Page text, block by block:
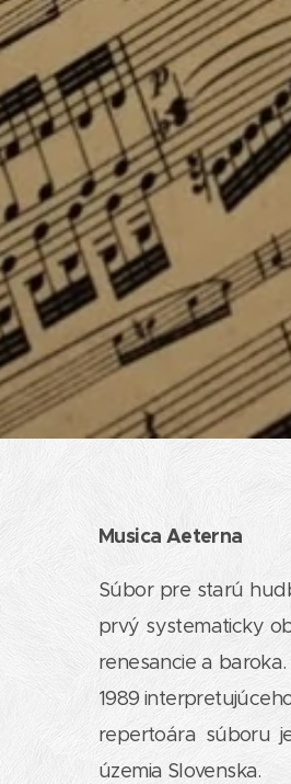
Musica Aeterna
Súbor pre starú
prvý systematicky
renesancie a
1989
repertoára súboru
územia Slovenska.